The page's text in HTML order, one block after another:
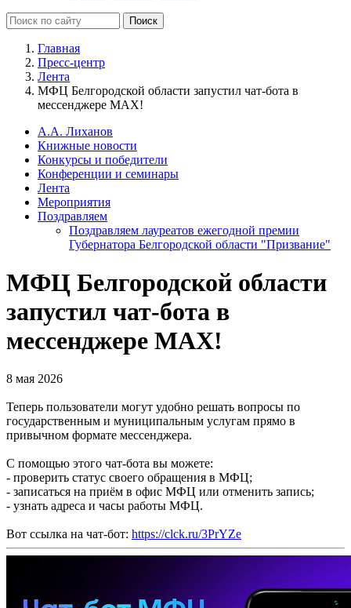
Главная
Пресс-центр
Лента
МФЦ Белгородской области запустил чат-бота в
мессенджере MAX!
А.А. Лиханов
Книжные новости
Конкурсы и победители
Конференции и семинары
Лента
Мероприятия
Поздравляем
Поздравляем лауреатов ежегодной премии
Губернатора Белгородской области "Призвание"
МФЦ Белгородской области
запустил чат-бота в
мессенджере MAX!
8 мая 2026
Теперь пользователи могут удобно решать вопросы по
государственным и муниципальным услугам прямо в
привычном формате мессенджера.
С помощью этого чат-бота вы можете:
- проверить статус своего обращения в МФЦ;
- записаться на приём в офис МФЦ или отменить запись;
- узнать адреса и часы работы МФЦ.
Вот ссылка на чат-бот: https://clck.ru/3PrYZe